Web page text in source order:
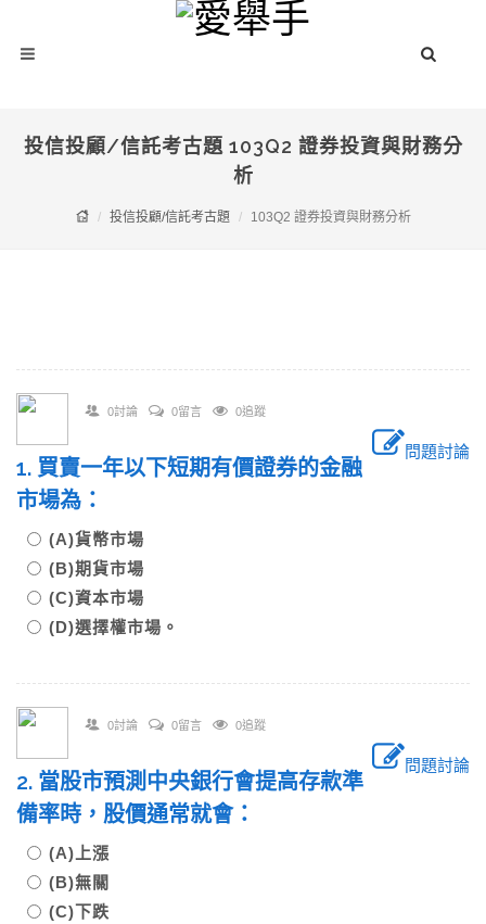
投信投顧/信託考古題 103Q2 證券投資與財務分
析
投信投顧/信託考古題 103Q2 證券投資與財務分析
0討論 0留言 0追蹤
問題討論
1. 買賣一年以下短期有價證券的金融
市場為：
(A)貨幣市場
(B)期貨市場
(C)資本市場
(D)選擇權市場。
0討論 0留言 0追蹤
問題討論
2. 當股市預測中央銀行會提高存款準
備率時，股價通常就會：
(A)上漲
(B)無關
(C)下跌